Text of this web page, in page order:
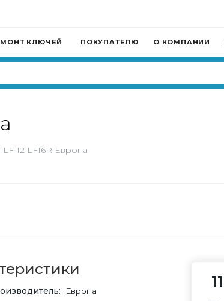
КЛЮЧЕЙ ПОКУПАТЕЛЮ О КОМПАНИИ
12 LF16R Европа
Европа 11